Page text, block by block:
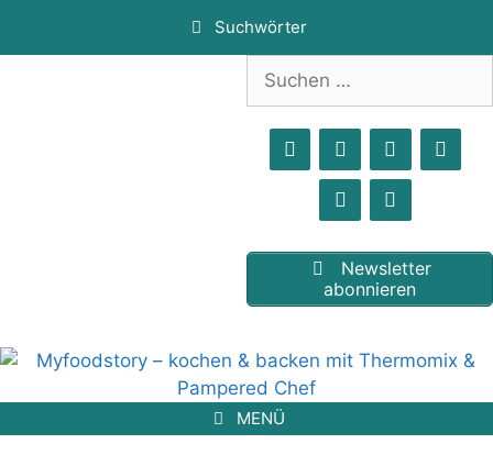
Suchwörter
Suchen
nach:
Newsletter
abonnieren
MENÜ